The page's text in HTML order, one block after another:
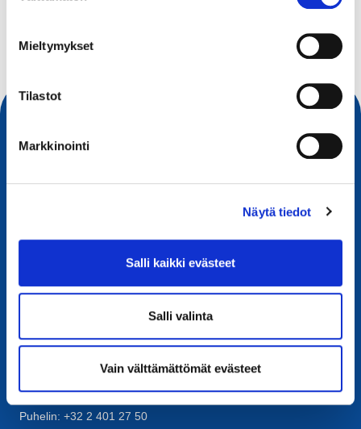
Mieltymykset
Tilastot
Markkinointi
Näytä tiedot
Salli kaikki evästeet
Salli valinta
Vain välttämättömät evästeet
Yhteystiedot
European Registry for Internet Domains vzw (EURid)
Telecomlaan 9/7
1831
RPR Brussel – VAT BE 0864.240.405
Puhelin: +32 2 401 27 50